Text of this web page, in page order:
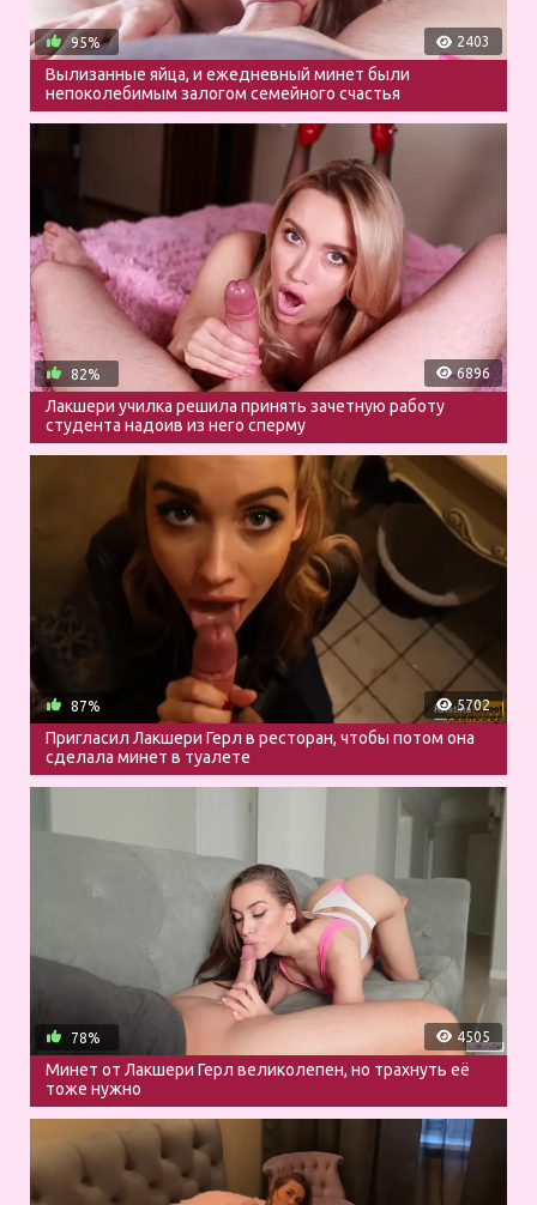
2403
95%
Вылизанные яйца, и ежедневный минет были
непоколебимым залогом семейного счастья
6896
82%
Лакшери училка решила принять зачетную работу
студента надоив из него сперму
5702
87%
Пригласил Лакшери Герл в ресторан, чтобы потом она
сделала минет в туалете
4505
78%
Минет от Лакшери Герл великолепен, но трахнуть её
тоже нужно